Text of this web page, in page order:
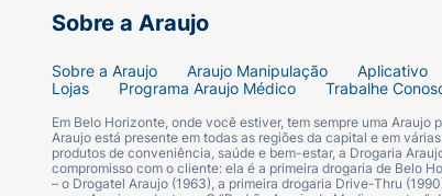
Sobre a Araujo
Sobre a Araujo Araujo Manipulação Aplicativo
Lojas
Programa Araujo Médico Trabalhe
Em Belo Horizonte, onde você estiver, tem sempre uma
Araujo está presente em todas as regiões da capital e em
produtos de conveniência, saúde e bem-estar, a Drogaria
compromisso com o cliente: ela é a primeira drogaria de Belo
– o Drogatel Araujo (1963), a primeira drogaria Drive-Thru